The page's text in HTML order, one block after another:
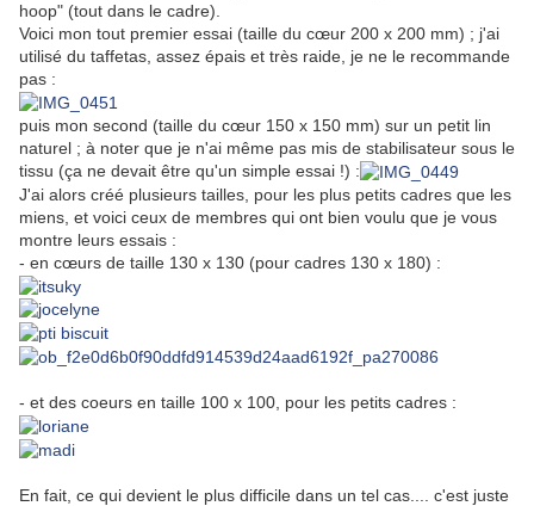
hoop" (tout dans le cadre).
Voici mon tout premier essai (taille du cœur 200 x 200 mm) ; j'ai
utilisé du taffetas, assez épais et très raide, je ne le recommande
pas :
puis mon second (taille du cœur 150 x 150 mm) sur un petit lin
naturel ; à noter que je n'ai même pas mis de stabilisateur sous le
tissu (ça ne devait être qu'un simple essai !) :
J'ai alors créé plusieurs tailles, pour les plus petits cadres que les
miens, et voici ceux de membres qui ont bien voulu que je vous
montre leurs essais :
- en cœurs de taille 130 x 130 (pour cadres 130 x 180) :
- et des coeurs en taille 100 x 100, pour les petits cadres :
En fait, ce qui devient le plus difficile dans un tel cas.... c'est juste